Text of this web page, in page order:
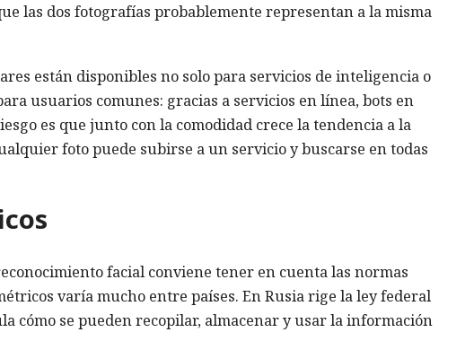
las dos fotografías probablemente representan a la misma
están disponibles no solo para servicios de inteligencia o
usuarios comunes: gracias a servicios en línea, bots en
es que junto con la comodidad crece la tendencia a la
foto puede subirse a un servicio y buscarse en todas
facial conviene tener en cuenta las normas
varía mucho entre países. En Rusia rige la ley federal
cómo se pueden recopilar, almacenar y usar la información